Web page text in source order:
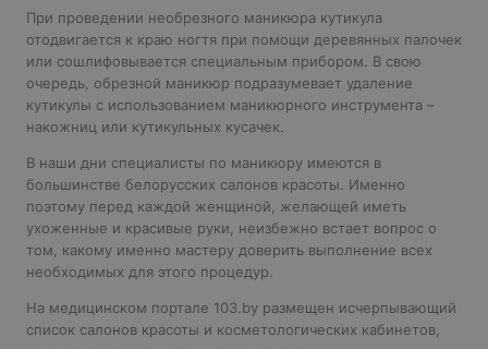
При проведении необрезного маникюра кутикула
отодвигается к краю ногтя при помощи деревянных палочек
или сошлифовывается специальным прибором. В свою
очередь, обрезной маникюр подразумевает удаление
кутикулы с использованием маникюрного инструмента –
накожниц или кутикульных кусачек.
В наши дни специалисты по маникюру имеются в
большинстве белорусских салонов красоты. Именно
поэтому перед каждой женщиной, желающей иметь
ухоженные и красивые руки, неизбежно встает вопрос о
том, какому именно мастеру доверить выполнение всех
необходимых для этого процедур.
На медицинском портале 103.by размещен исчерпывающий
список салонов красоты и косметологических кабинетов,